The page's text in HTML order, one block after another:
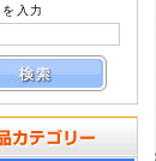
入力